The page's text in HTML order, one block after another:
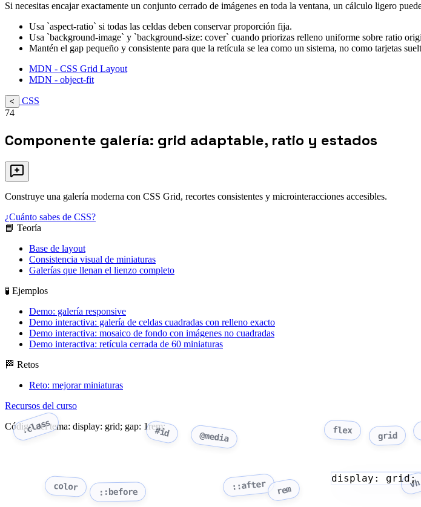
Si necesitas encajar exactamente un conjunto cerrado de imágenes en toda la ventana, un cálculo ligero
Usa `aspect-ratio` si todas las celdas deben conservar proporción fija.
Usa `background-image` y `background-size: cover` cuando priorizas relleno uniforme sobre ratio
Mantén el gap pequeño y consistente para que la retícula se lea como un sistema, no como tarjetas
MDN - CSS Grid Layout
MDN - object-fit
<
CSS
74
Componente galería: grid adaptable, ratio y estados
Construye una galería moderna con CSS Grid, recortes consistentes y microinteracciones accesibles.
¿Cuánto sabes de CSS?
📘 Teoría
Base de layout
Consistencia visual de miniaturas
Galerías que llenan el lienzo completo
🧪 Ejemplos
Demo: galería responsive
Demo interactiva: galería de celdas cuadradas con relleno exacto
Demo interactiva: mosaico de fondo con imágenes no cuadradas
Demo interactiva: retícula cerrada de 60 miniaturas
🏁 Retos
Reto: mejorar miniaturas
Recursos del curso
Código del tema: display: grid; gap: 1rem;
.class #id @media flex grid
color ::before
::after rem
vh
display: grid;